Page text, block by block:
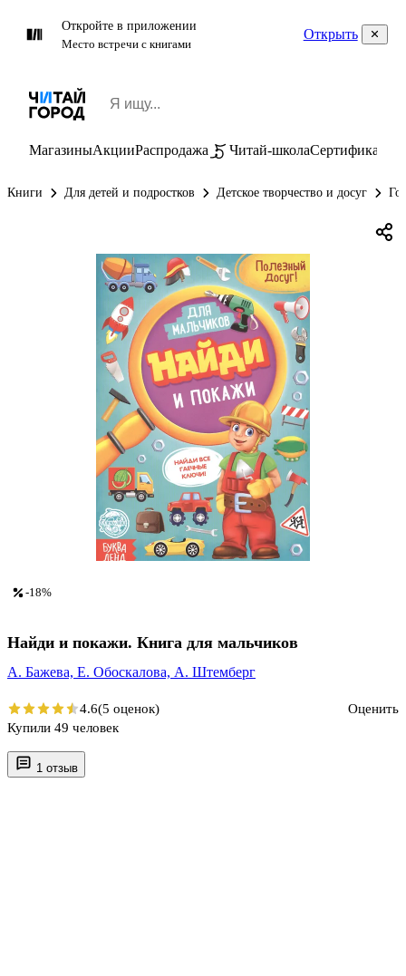
Откройте в приложении
Место встречи с книгами
Открыть
МагазиныАкцииРаспродажа Читай-школаСертификаты
Книги Для детей и подростков Детское творчество и досуг
1 отзыв
-18%
Найди и покажи. Книга для мальчиков
А. Бажева, Е. Обоскалова, А. Штемберг
4.6(5 оценок)
Оценить
Купили 49 человек